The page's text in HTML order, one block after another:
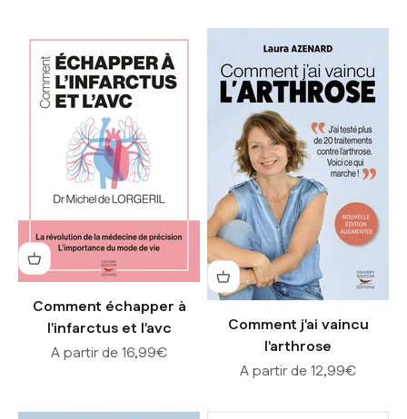
Comment échapper à
l'infarctus et l'avc
Prix de vente
A partir de 16,99€
Comment j'ai vaincu
l'arthrose
Prix de vente
A partir de 12,99€